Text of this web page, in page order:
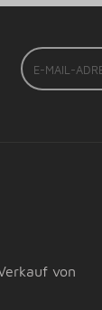
E-
Mail-
Adresse
von